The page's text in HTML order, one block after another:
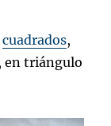
cuadrados,
en triángulo